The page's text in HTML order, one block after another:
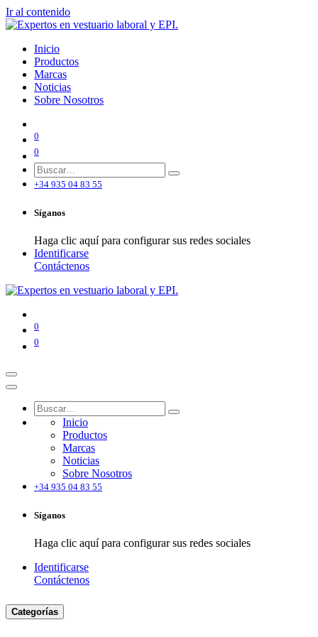
Ir al contenido
Inicio
Productos
Marcas
Noticias
Sobre Nosotros
0
0
+34 935 04 83 55
Síganos
Haga clic aquí para configurar sus redes sociales
Identificarse
Contáctenos
0
0
Inicio
Productos
Marcas
Noticias
Sobre Nosotros
+34 935 04 83 55
Síganos
Haga clic aquí para configurar sus redes sociales
Identificarse
Contáctenos
Categorías